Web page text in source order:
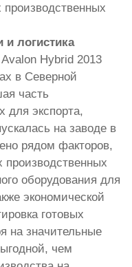
производственных
логистика
Hybrid 2013
в Северной
часть
для экспорта,
на заводе в
рядом факторов,
оборудования для
экономической
готовых
на значительные
чем